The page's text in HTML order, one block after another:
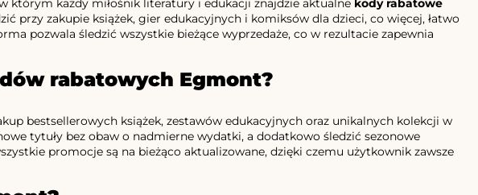
którym każdy miłośnik literatury i edukacji znajdzie aktualne kody rabatowe
przy zakupie książek, gier edukacyjnych i komiksów dla dzieci, co więcej, łatwo
pozwala śledzić wszystkie bieżące wyprzedaże, co w rezultacie zapewnia
rabatowych Egmont?
bestsellerowych książek, zestawów edukacyjnych oraz unikalnych kolekcji w
tytuły bez obaw o nadmierne wydatki, a dodatkowo śledzić sezonowe
promocje są na bieżąco aktualizowane, dzięki czemu użytkownik zawsze